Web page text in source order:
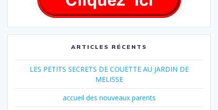
ARTICLES RÉCENTS
LES PETITS SECRETS DE COUETTE AU JARDIN DE
MELISSE
accueil des nouveaux parents